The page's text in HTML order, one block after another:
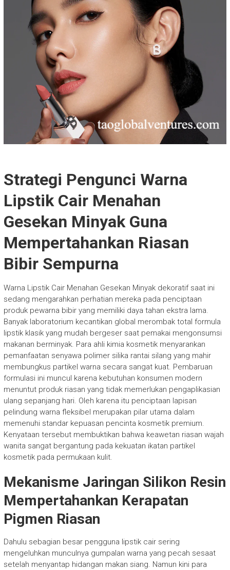
Strategi Pengunci Warna
Lipstik Cair Menahan
Gesekan Minyak Guna
Mempertahankan Riasan
Bibir Sempurna
Warna Lipstik Cair Menahan Gesekan Minyak dekoratif saat ini
sedang mengarahkan perhatian mereka pada penciptaan
produk pewarna bibir yang memiliki daya tahan ekstra lama.
Banyak laboratorium kecantikan global merombak total formula
lipstik klasik yang mudah bergeser saat pemakai mengonsumsi
makanan berminyak. Para ahli kimia kosmetik menyarankan
pemanfaatan senyawa polimer silika rantai silang yang mahir
membungkus partikel warna secara sangat kuat. Pembaruan
formulasi ini muncul karena kebutuhan konsumen modern
menuntut produk riasan yang tidak memerlukan pengaplikasian
ulang sepanjang hari. Oleh karena itu penciptaan lapisan
pelindung warna fleksibel merupakan pilar utama dalam
memenuhi standar kepuasan pencinta kosmetik premium.
Kenyataan tersebut membuktikan bahwa keawetan riasan wajah
wanita sangat bergantung pada kekuatan ikatan partikel
kosmetik pada permukaan kulit.
Mekanisme Jaringan Silikon Resin
Mempertahankan Kerapatan
Pigmen Riasan
Dahulu sebagian besar pengguna lipstik cair sering
mengeluhkan munculnya gumpalan warna yang pecah sesaat
setelah menyantap hidangan makan siang. Namun kini para